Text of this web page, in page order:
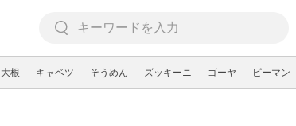
大根 キャベツ そうめん ズッキーニ ゴーヤ ピーマン